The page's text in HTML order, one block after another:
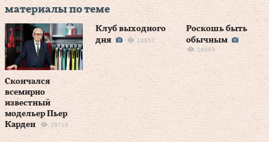
материалы по теме
Скончался
всемирно
известный
модельер Пьер
Карден
18718
Клуб выходного
дня
14857
Роскошь быть
обычным
14983